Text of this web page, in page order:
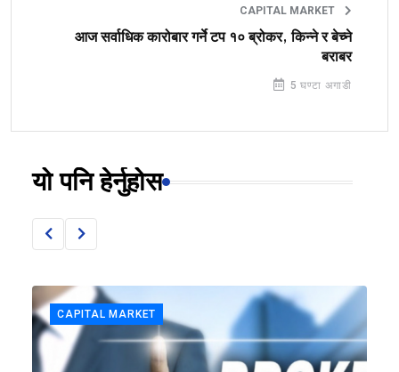
CAPITAL MARKET
आज सर्वाधिक कारोबार गर्ने टप १० ब्रोकर, किन्ने र बेच्ने
बराबर
5 घण्टा अगाडी
यो पनि हेर्नुहोस
CAPITAL MARKET